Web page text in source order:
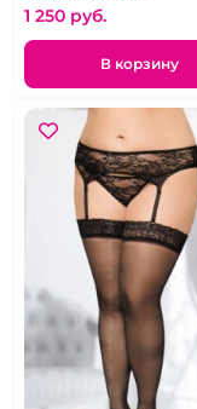
1 250 pуб.
В корзину